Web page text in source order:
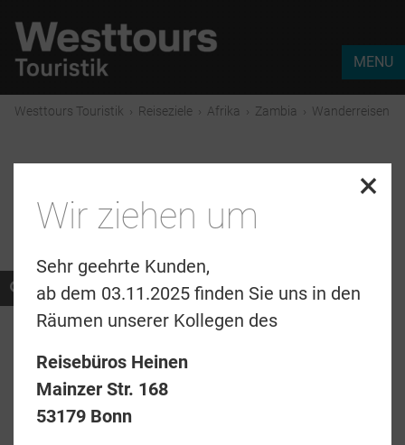
MENU
Westtours Touristik › Reiseziele › Afrika › Zambia › Wanderreisen
Zambia – Wanderreisen
Treffen Sie Mitreisende, mit denen Sie die
Liebe zur Natur teilen. Gemeinsam entdecken
großen Touristenzentren.
Diese Touren eignen sich für
×
Wir ziehen um
Sehr geehrte Kunden,
ab dem 03.11.2025 finden Sie uns in den
Räumen unserer Kollegen des
Reisebüros Heinen
Mainzer Str. 168
53179 Bonn